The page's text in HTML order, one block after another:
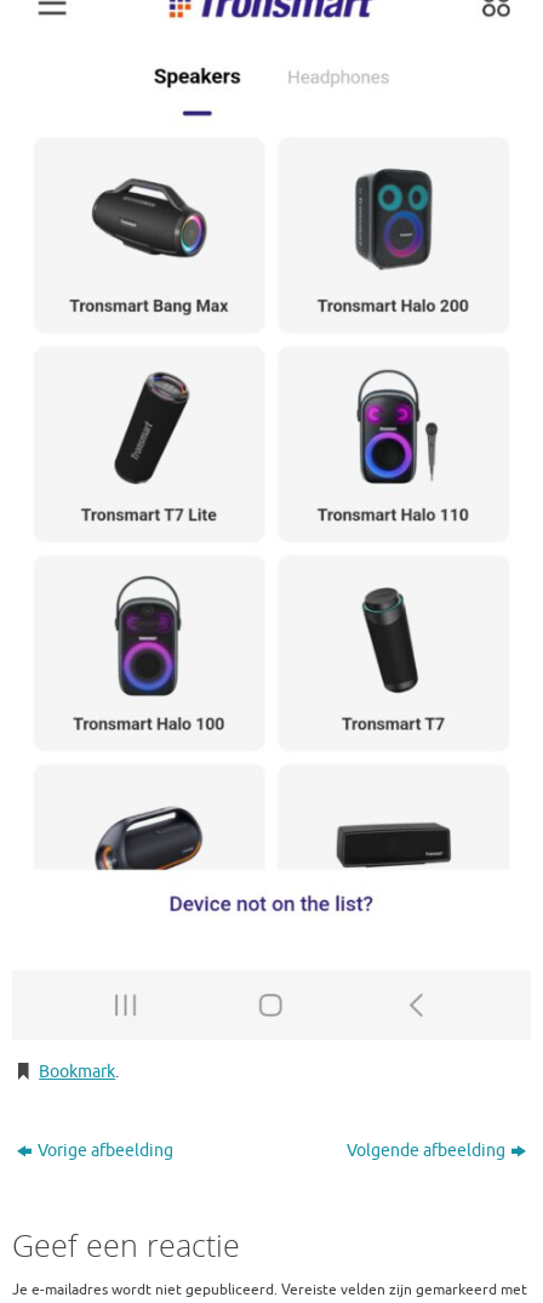
Bookmark.
Vorige afbeelding Volgende afbeelding
Geef een reactie
Je e-mailadres wordt niet gepubliceerd. Vereiste velden zijn gemarkeerd met